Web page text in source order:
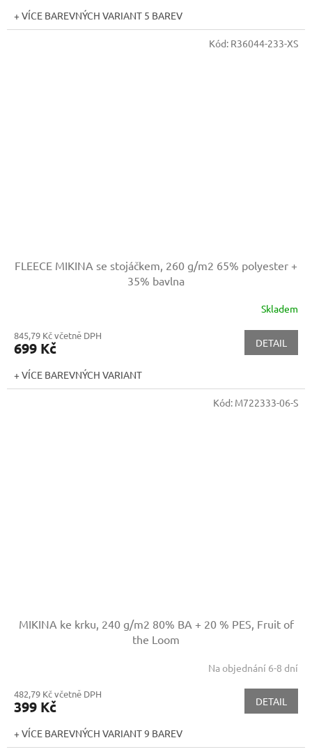
+ VÍCE BAREVNÝCH VARIANT 5 BAREV
FLEECE MIKINA se stojáčkem, 260 g/m2 65% polyester +
35% bavlna
Skladem
845,79 Kč včetně DPH
699 Kč DETAIL
+ VÍCE BAREVNÝCH VARIANT
Kód: R36044-233-XS
MIKINA ke krku, 240 g/m2 80% BA + 20 % PES, Fruit of
the Loom
Na objednání 6-8 dní
482,79 Kč včetně DPH
399 Kč DETAIL
+ VÍCE BAREVNÝCH VARIANT 9 BAREV
Kód: M722333-06-S